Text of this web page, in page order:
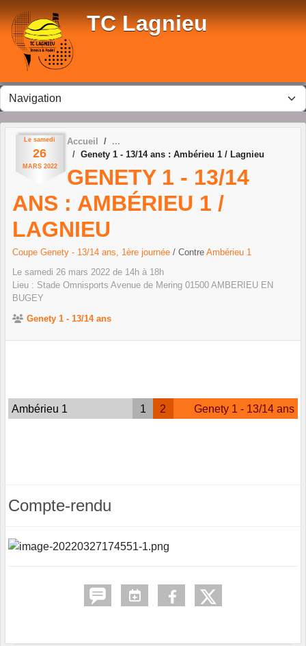
TC Lagnieu
Le samedi
26
MARS 2022
Accueil
Genety 1 - 13/14 ans : Ambérieu 1 / Lagnieu
GENETY 1 - 13/14
ANS : AMBÉRIEU 1 /
LAGNIEU
Coupe Genety - 13/14 ans, 1ère journée / Contre Ambérieu 1
Le samedi 26 mars 2022 de 14h à 18h
Lieu : Stade Omnisports Avenue de Mering 01500 AMBERIEU EN
BUGEY
Genety 1 - 13/14 ans
Ambérieu 1 1 2 Genety 1 - 13/14 ans
Compte-rendu